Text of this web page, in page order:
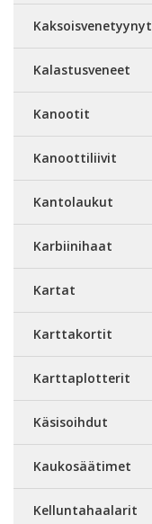
Kaksoisvenetyynyt
Kalastusveneet
Kanootit
Kanoottiliivit
Kantolaukut
Karbiinihaat
Kartat
Karttakortit
Karttaplotterit
Käsisoihdut
Kaukosäätimet
Kelluntahaalarit